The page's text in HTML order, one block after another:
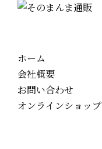
ホーム
会社概要
お問い合わせ
オンラインショップ